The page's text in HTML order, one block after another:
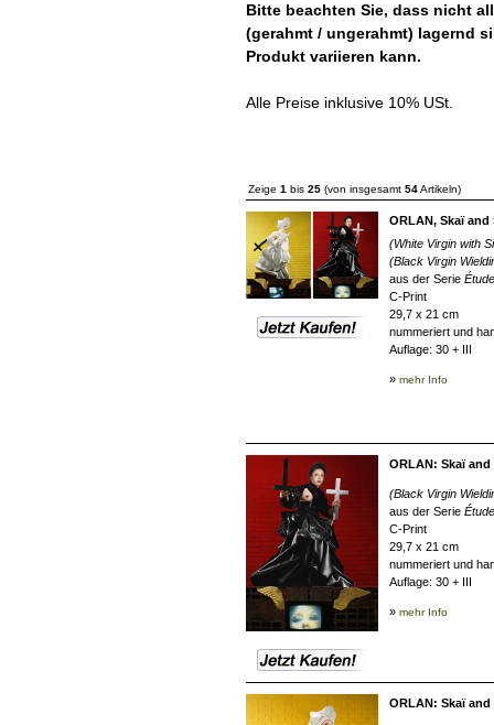
Bitte beachten Sie, dass nicht
(gerahmt / ungerahmt) lagernd
Produkt variieren kann.
Alle Preise inklusive 10% USt.
Zeige 1 bis 25 (von insgesamt 54Artikeln)
ORLAN, Skaï and
(White Virgin with
(Black Virgin
aus der Serie
C-Print
29,7 x 21 cm
nummeriert und
Auflage: 30 + III
» mehr Info
ORLAN: Skaï
(Black Virgin
aus der Serie
C-Print
29,7 x 21 cm
nummeriert und
Auflage: 30 + III
» mehr Info
ORLAN: Skaï